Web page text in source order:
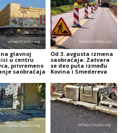
glavnoj
u centru
privremeno
saobraćaja
Od 3. avgusta izmena
saobraćaja: Zatvara
se deo puta između
Kovina i Smedereva